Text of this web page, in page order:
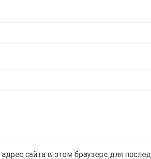
сайта в этом браузере для